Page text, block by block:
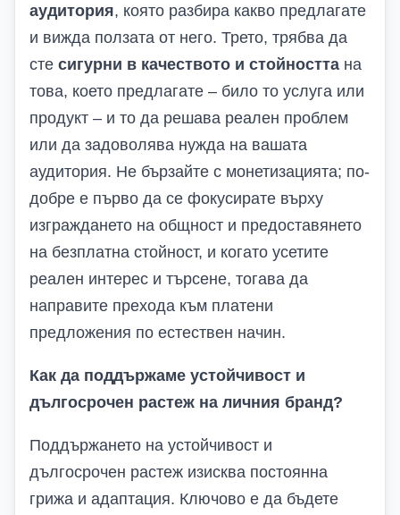
аудитория, която разбира какво предлагате
и вижда ползата от него. Трето, трябва да
сте сигурни в качеството и стойността на
това, което предлагате – било то услуга или
продукт – и то да решава реален проблем
или да задоволява нужда на вашата
аудитория. Не бързайте с монетизацията; по-
добре е първо да се фокусирате върху
изграждането на общност и предоставянето
на безплатна стойност, и когато усетите
реален интерес и търсене, тогава да
направите прехода към платени
предложения по естествен начин.
Как да поддържаме устойчивост и
дългосрочен растеж на личния бранд?
Поддържането на устойчивост и
дългосрочен растеж изисква постоянна
грижа и адаптация. Ключово е да бъдете